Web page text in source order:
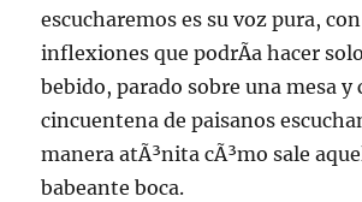
escucharemos es su voz pura,
inflexiones que podrÃ­a hacer
bebido, parado sobre una mesa y
cincuentena de paisanos
manera atÃ³nita cÃ³mo sale
babeante boca.